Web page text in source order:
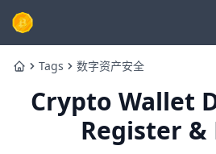
HomeTags 数字资产安全
Crypto Wallet
Register &